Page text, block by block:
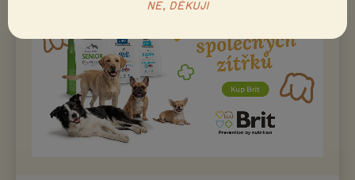
NE, DĚKUJI